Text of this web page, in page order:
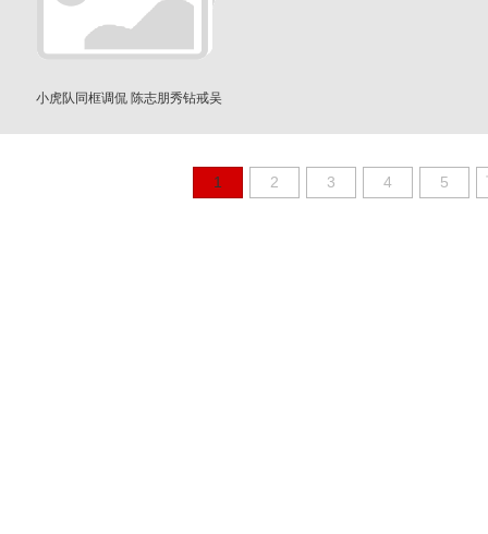
小虎队同框调侃 陈志朋秀钻戒吴
1 2 3 4 5